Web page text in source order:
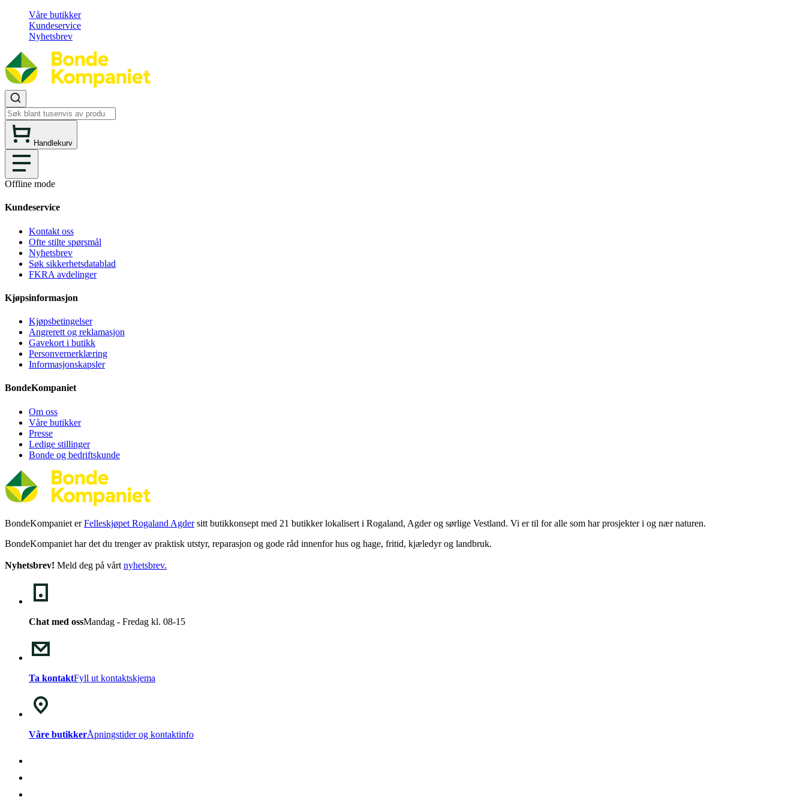
Våre butikker
Kundeservice
Nyhetsbrev
Handlekurv
Offline mode
Kundeservice
Kontakt oss
Ofte stilte spørsmål
Nyhetsbrev
Søk sikkerhetsdatablad
FKRA avdelinger
Kjøpsinformasjon
Kjøpsbetingelser
Angrerett og reklamasjon
Gavekort i butikk
Personvernerklæring
Informasjonskapsler
BondeKompaniet
Om oss
Våre butikker
Presse
Ledige stillinger
Bonde og bedriftskunde
BondeKompaniet erFelleskjøpet Rogaland Agdersitt butikkonsept med 21 butikker lokalisert i Rogaland, Agder og sørlige Vestland. Vi er til for alle som har prosjekter i og nær naturen.
BondeKompaniet har det du trenger av praktisk utstyr, reparasjon og gode råd innenfor hus og hage, fritid, kjæledyr og landbruk.
Nyhetsbrev! Meld deg på vårt nyhetsbrev.
Chat med ossMandag - Fredag kl. 08-15
Ta kontaktFyll ut kontaktskjema
Våre butikkerÅpningstider og kontaktinfo